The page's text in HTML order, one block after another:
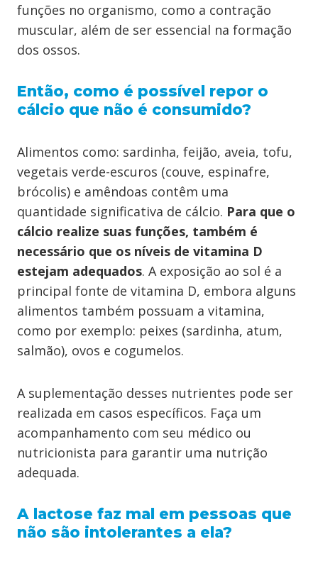
funções no organismo, como a contração
muscular, além de ser essencial na formação
dos ossos.
Então, como é possível repor o
cálcio que não é consumido?
Alimentos como: sardinha, feijão, aveia, tofu,
vegetais verde-escuros (couve, espinafre,
brócolis) e amêndoas contêm uma
quantidade significativa de cálcio. Para que o
cálcio realize suas funções, também é
necessário que os níveis de vitamina D
estejam adequados. A exposição ao sol é a
principal fonte de vitamina D, embora alguns
alimentos também possuam a vitamina,
como por exemplo: peixes (sardinha, atum,
salmão), ovos e cogumelos.
A suplementação desses nutrientes pode ser
realizada em casos específicos. Faça um
acompanhamento com seu médico ou
nutricionista para garantir uma nutrição
adequada.
A lactose faz mal em pessoas que
não são intolerantes a ela?